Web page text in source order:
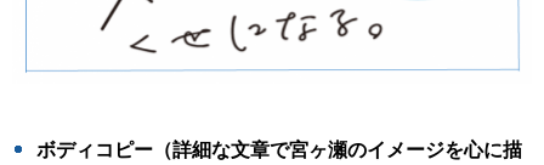
ボディコピー（詳細な文章で宮ヶ瀬のイメージを心に描